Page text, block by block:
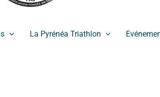
La Pyrénéa Triathlon